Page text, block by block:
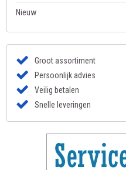
Nieuw
Groot assortiment
Persoonlijk advies
Veilig betalen
Snelle leveringen